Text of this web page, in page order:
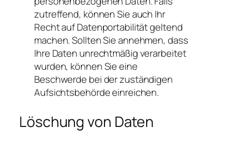
zutreffend, können Sie auch Ihr
Recht auf Datenportabilität geltend
machen. Sollten Sie annehmen, dass
Ihre Daten unrechtmäßig verarbeitet
wurden, können Sie eine
Beschwerde bei der zuständigen
Aufsichtsbehörde einreichen.
Löschung von Daten